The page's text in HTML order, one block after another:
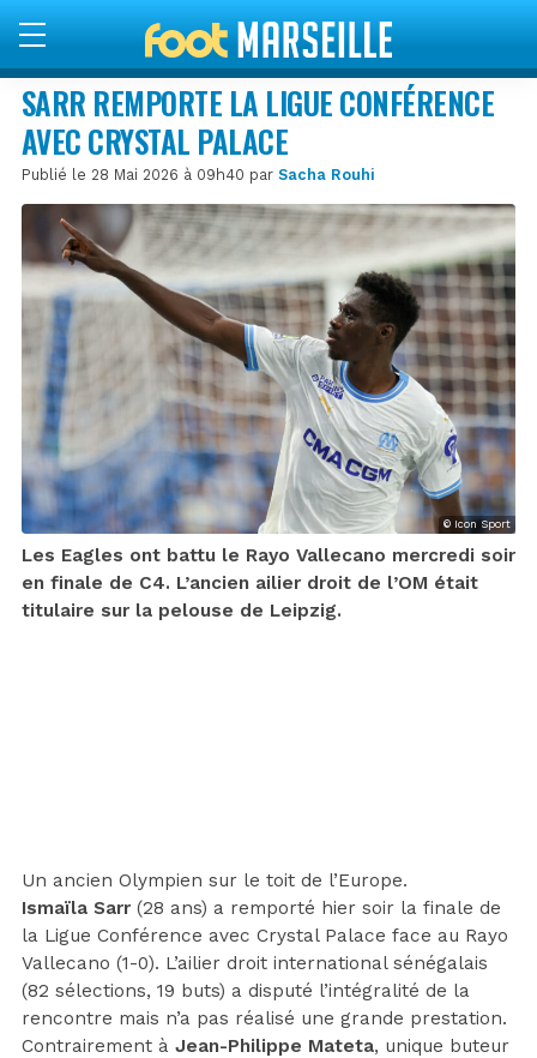
SARR REMPORTE LA LIGUE CONFÉRENCE
AVEC CRYSTAL PALACE
Publié le 28 Mai 2026 à 09h40 par Sacha Rouhi
© Icon Sport
Les Eagles ont battu le Rayo Vallecano mercredi soir
en finale de C4. L’ancien ailier droit de l’OM était
titulaire sur la pelouse de Leipzig.
Un ancien Olympien sur le toit de l’Europe.
Ismaïla Sarr (28 ans) a remporté hier soir la finale de
la Ligue Conférence avec Crystal Palace face au Rayo
Vallecano (1-0). L’ailier droit international sénégalais
(82 sélections, 19 buts) a disputé l’intégralité de la
rencontre mais n’a pas réalisé une grande prestation.
Contrairement à Jean-Philippe Mateta, unique buteur